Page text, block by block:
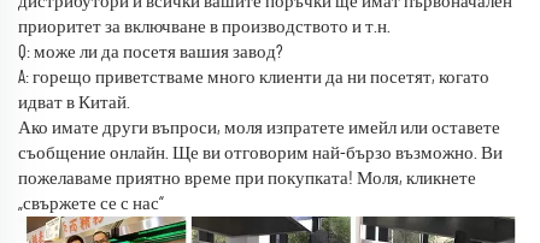
приоритет за включване в производството и т.н.
Q: може ли да посетя вашия завод?
A: горещо приветстваме много клиенти да ни посетят, когато
идват в Китай.
Ако имате други въпроси, моля изпратете имейл или оставете
съобщение онлайн. Ще ви отговорим най-бързо възможно. Ви
пожелаваме приятно време при покупката! Моля, кликнете
„свържете се с нас“